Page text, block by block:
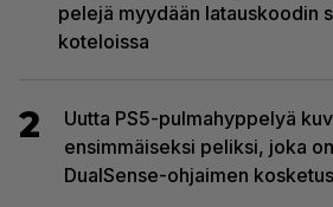
pelejä myydään latauskoodin
koteloissa
2
Uutta PS5-pulmahyppelyä
ensimmäiseksi peliksi, joka
DualSense-ohjaimen